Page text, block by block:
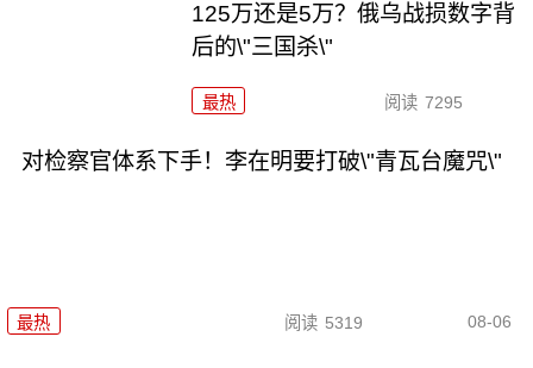
125万还是5万？俄乌战损数字背
后的\"三国杀\"
最热 阅读 7295
对检察官体系下手！李在明要打破\"青瓦台魔咒\"
最热 阅读 5319 08-06